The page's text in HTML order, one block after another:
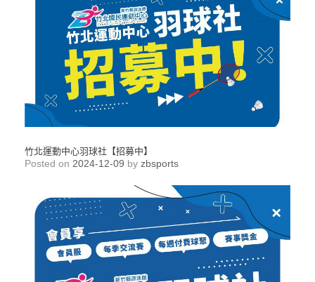
竹北運動中心羽球社【招募中】
Posted on 2024-12-09 by zbsports